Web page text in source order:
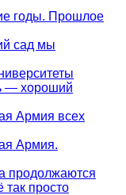
годы. Прошлое
сад мы
— хороший
Армия всех
Армия.
продолжаются
просто